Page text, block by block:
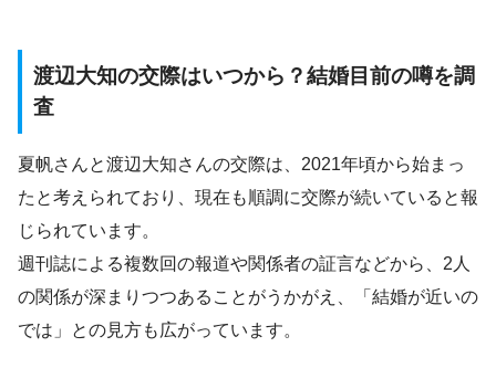
渡辺大知の交際はいつから？結婚目前の噂を調
査
夏帆さんと渡辺大知さんの交際は、2021年頃から始まっ
たと考えられており、現在も順調に交際が続いていると報
じられています。
週刊誌による複数回の報道や関係者の証言などから、2人
の関係が深まりつつあることがうかがえ、「結婚が近いの
では」との見方も広がっています。